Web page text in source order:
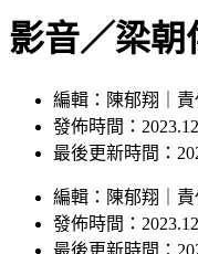
影音／梁
編輯：陳郁翔｜
發佈時間：
最後更新時間：
編輯 ： 陳郁翔
發佈時間：
最後更新時間：